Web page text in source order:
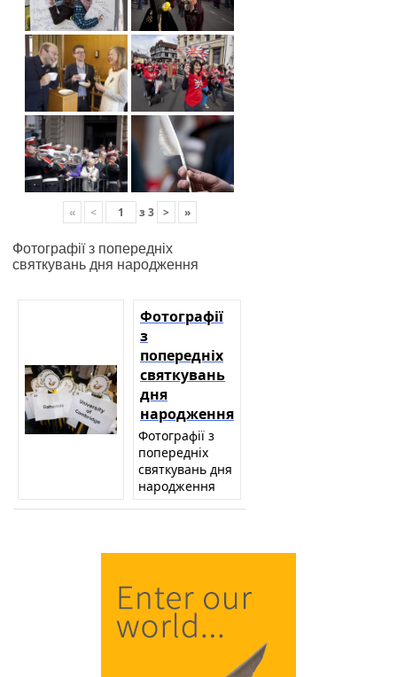
« < з 3 > »
Фотографії з попередніх
святкувань дня народження
Фотографії
з
попередніх
святкувань
дня
народження
Фотографії з
попередніх
святкувань дня
народження